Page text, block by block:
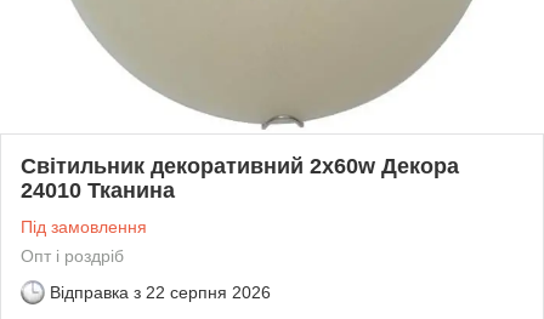
Світильник декоративний 2х60w Декора
24010 Тканина
Під замовлення
Опт і роздріб
Відправка з 22 серпня 2026